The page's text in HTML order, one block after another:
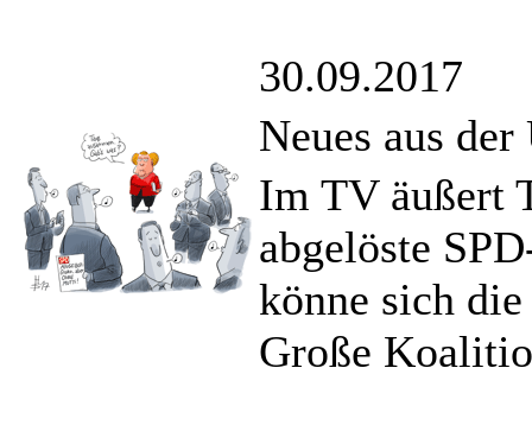
30.09.2017
Neues aus
Im TV äußert
abgelöste
könne sich
Große